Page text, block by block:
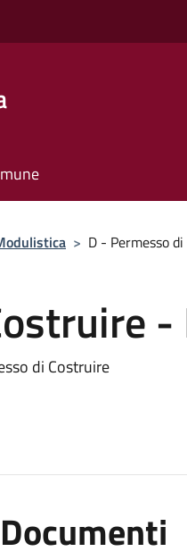
> D - Permesso
-
di Costruire
Documenti